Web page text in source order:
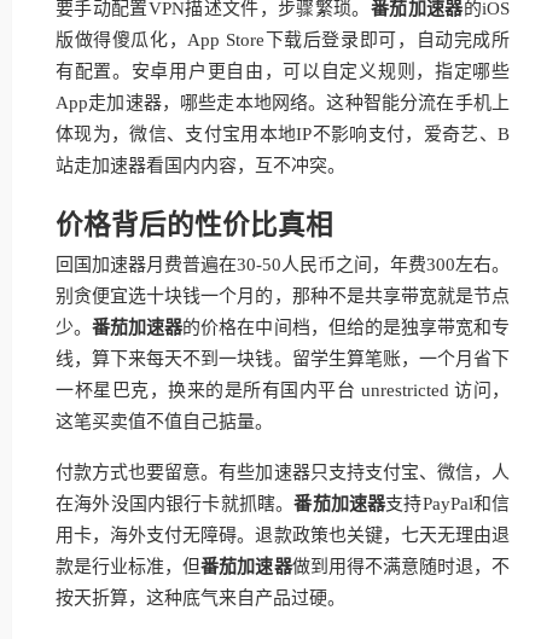
要手动配置VPN描述文件，步骤繁琐。 番茄加速器的iOS
版做得傻瓜化，App Store下载后登录即可，自动完成所
有配置。安卓用户更自由，可以自定义规则，指定哪些
App走加速器，哪些走本地网络。这种智能分流在手机上
体现为，微信、支付宝用本地IP不影响支付，爱奇艺、B
站走加速器看国内内容，互不冲突。
价格背后的性价比真相
回国加速器月费普遍在30-50人民币之间，年费300左右。
别贪便宜选十块钱一个月的，那种不是共享带宽就是节点
少。番茄加速器的价格在中间档，但给的是独享带宽和专
线，算下来每天不到一块钱。留学生算笔账，一个月省下
一杯星巴克，换来的是所有国内平台 unrestricted 访问，
这笔买卖值不值自己掂量。
付款方式也要留意。有些加速器只支持支付宝、微信，人
在海外没国内银行卡就抓瞎。番茄加速器支持PayPal和信
用卡，海外支付无障碍。退款政策也关键，七天无理由退
款是行业标准，但番茄加速器做到用得不满意随时退，不
按天折算，这种底气来自产品过硬。